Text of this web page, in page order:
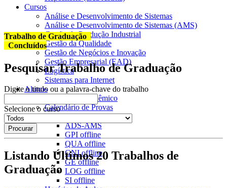
Cursos
Análise e Desenvolvimento de Sistemas
Análise e Desenvolvimento de Sistemas (AMS)
Gestão da Produção Industrial
Gestão da Qualidade
Gestão de Negócios e Inovação
Gestão Empresarial (EAD)
Logística
Sistemas para Internet
Alunos
Calendário Acadêmico
Calendário de Provas
ADSoffline
ADS-AMS
GPI offline
QUA offline
GNIoffline
GEoffline
LOG offline
SI offline
Trabalho de Graduação
Concluídos
Pesquisar Trabalho de Graduação
Digite o titulo ou a palavra-chave do trabalho
Selecione o curso
Listando Últimos 20 Trabalhos de
Graduação